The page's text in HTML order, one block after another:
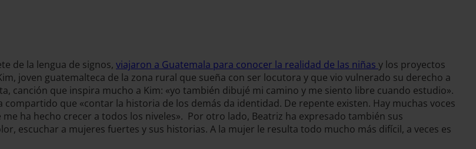
de la lengua de signos, viajaron a Guatemala para conocer la realidad de las niñas y los proyectos
joven guatemalteca de la zona rural que sueña con ser locutora y que vio vulnerado su derecho a
canción que inspira mucho a Kim: «yo también dibujé mi camino y me siento libre cuando estudio».
que «contar la historia de los demás da identidad. De repente existen. Hay muchas voces
ha hecho crecer a todos los niveles». Por otro lado, Beatriz ha expresado también sus
escuchar a mujeres fuertes y sus historias. A la mujer le resulta todo mucho más difícil, a veces es